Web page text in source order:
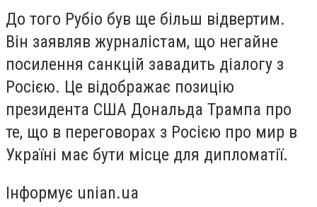
До того Рубіо був ще більш відвертим.
Він заявляв журналістам, що негайне
посилення санкцій завадить діалогу з
Росією. Це відображає позицію
президента США Дональда Трампа про
те, що в переговорах з Росією про мир в
Україні має бути місце для дипломатії.
Інформує unian.ua